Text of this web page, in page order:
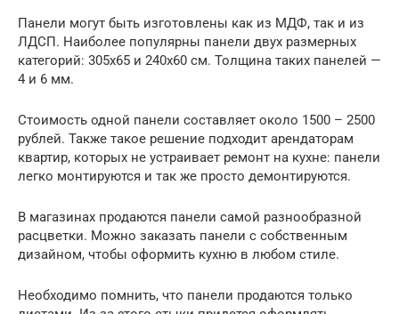
Панели могут быть изготовлены как из МДФ, так и из
ЛДСП. Наиболее популярны панели двух размерных
категорий: 305х65 и 240х60 см. Толщина таких панелей —
4 и 6 мм.
Стоимость одной панели составляет около 1500 – 2500
рублей. Также такое решение подходит арендаторам
квартир, которых не устраивает ремонт на кухне: панели
легко монтируются и так же просто демонтируются.
В магазинах продаются панели самой разнообразной
расцветки. Можно заказать панели с собственным
дизайном, чтобы оформить кухню в любом стиле.
Необходимо помнить, что панели продаются только